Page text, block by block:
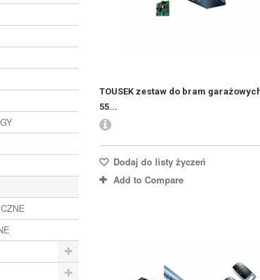
TOUSEK zestaw do bram
55...
Dodaj do listy życzeń
Add to Compare